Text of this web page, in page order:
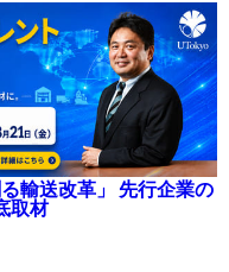
輸送改革」 先行企業の
取材